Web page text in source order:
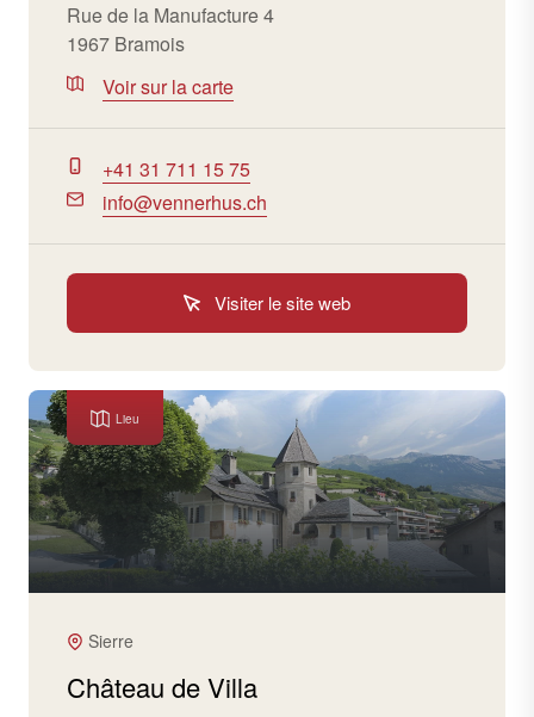
Rue de la Manufacture 4
1967 Bramois
Voir sur la carte
+41 31 711 15 75
info@vennerhus.ch
Visiter le site web
Lieu
Sierre
Château de Villa